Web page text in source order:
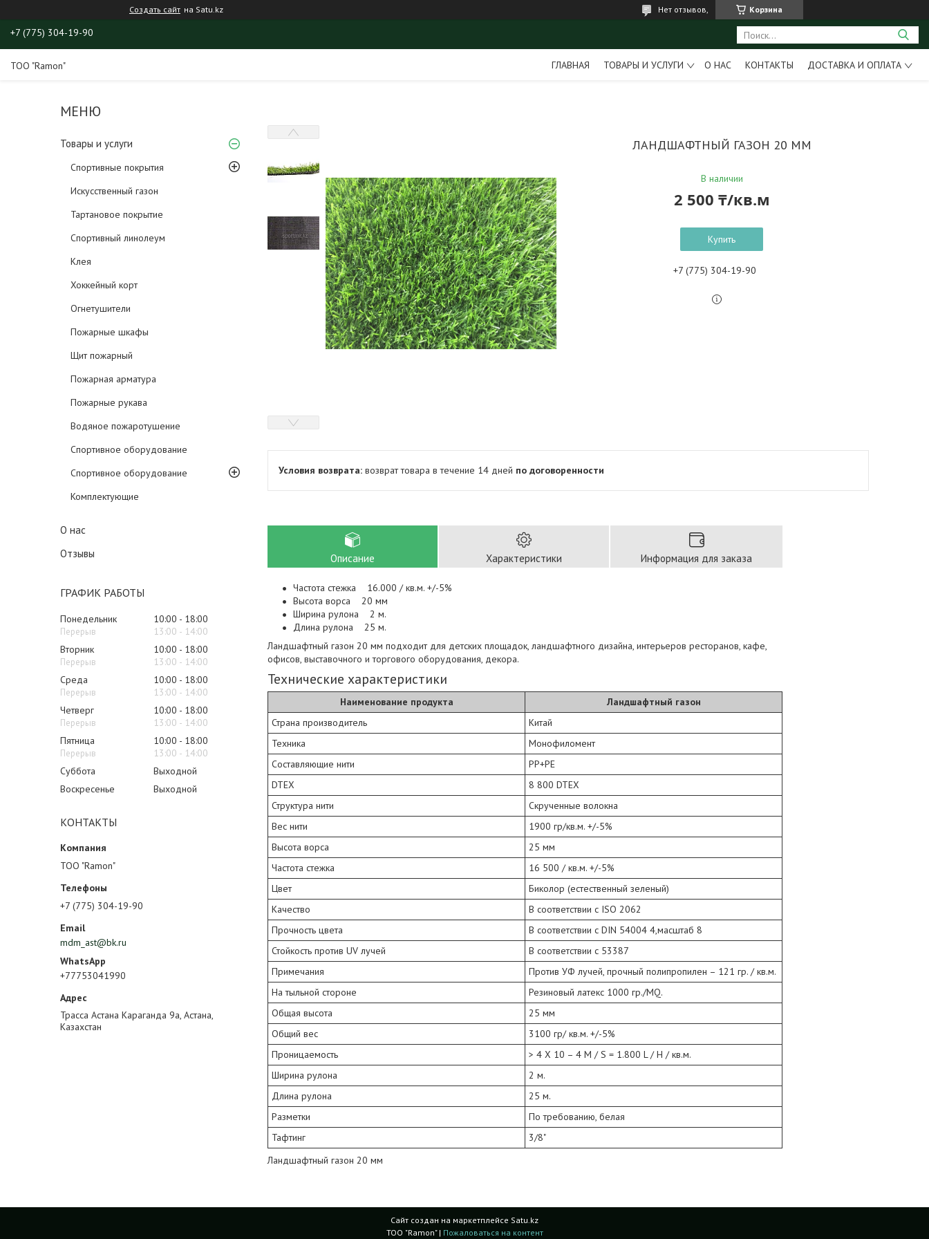
Создать сайт на Satu.kz Корзина
Нет отзывов,
+7 (775) 304-19-90
ТОО "Ramon" ГЛАВНАЯ ТОВАРЫ И УСЛУГИ О НАС КОНТАКТЫ ДОСТАВКА И ОПЛАТА
Товары и услуги
Спортивные покрытия
Искусственный газон
Тартановое покрытие
Спортивный линолеум
Клея
Хоккейный корт
Огнетушители
Пожарные шкафы
Щит пожарный
Пожарная арматура
Пожарные рукава
Водяное пожаротушение
Спортивное оборудование
Спортивное оборудование
Комплектующие
О нас
Отзывы
ГРАФИК РАБОТЫ
Понедельник 10:00
18:00
13:00
14:00
Вторник
10:00
18:00
13:00
14:00
Среда
10:00
18:00
13:00
14:00
Четверг
10:00
18:00
13:00
14:00
Пятница
10:00
18:00
13:00
14:00
Суббота
Выходной
Воскресенье
Выходной
КОНТАКТЫ
ТОО "Ramon"
+7 (775) 304-19-90
mdm_ast@bk.ru
+77753041990
Трасса Астана Караганда 9а, Астана,
Казахстан
ЛАНДШАФТНЫЙ ГАЗОН 20 ММ
В наличии
2 500 ₸/кв.м
Купить
+7 (775) 304-19-90
возврат товара в течение 14 дней по договоренности
Описание Характеристики Информация для заказа
Частота стежка 16.000 / кв.м. +/-5%
Высота ворса 20 мм
Ширина рулона 2 м.
Длина рулона 25 м.
Ландшафтный газон 20 мм подходит для детских площадок, ландшафтного дизайна, интерьеров ресторанов, кафе,
офисов, выставочного и торгового оборудования, декора.
Технические характеристики
Наименование продукта
Ландшафтный газон
Страна производитель
Китай
Техника
Монофиломент
Составляющие нити
PP+PE
DTEX
8 800 DTEX
Структура нити
Скрученные волокна
Вес нити
1900 гр/кв.м. +/-5%
Высота ворса
25 мм
Частота стежка
16 500 / кв.м. +/-5%
Цвет
Биколор (естественный зеленый)
Качество
В соответствии с ISO 2062
Прочность цвета
В соответствии с DIN 54004 4,масштаб 8
Стойкость против UV лучей
В соответствии с 53387
Примечания
Против УФ лучей, прочный полипропилен – 121 гр. / кв.м.
На тыльной стороне
Резиновый латекс 1000 гр./MQ.
Общая высота
25 мм
Общий вес
3100 гр/ кв.м. +/-5%
Проницаемость
> 4 X 10 – 4 M / S = 1.800 L / H / кв.м.
Ширина рулона
2 м.
Длина рулона
25 м.
Разметки
По требованию, белая
Тафтинг
3/8"
Ландшафтный газон 20 мм
Сайт создан на маркетплейсе Satu.kz
ТОО "Ramon" | Пожаловаться на контент